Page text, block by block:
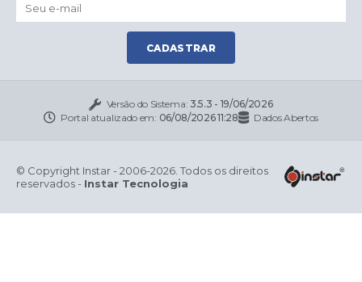
CADASTRAR
Versão do Sistema: 3.5.3 - 19/06/2026
Portal atualizado em: 06/08/2026 11:28 Dados Abertos
© Copyright Instar - 2006-2026. Todos os direitos
reservados - Instar Tecnologia